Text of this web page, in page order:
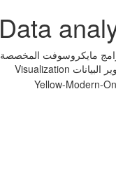
Data